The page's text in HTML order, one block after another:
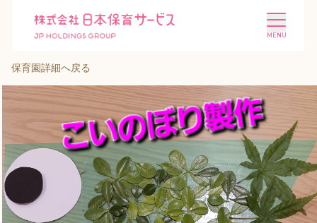
施設を探す 選ばれる理由
会社概要 ニュース
保育園詳細へ戻る